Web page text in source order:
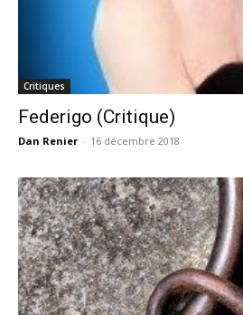
Critiques
Federigo (Critique)
Dan Renier - 16 décembre 2018